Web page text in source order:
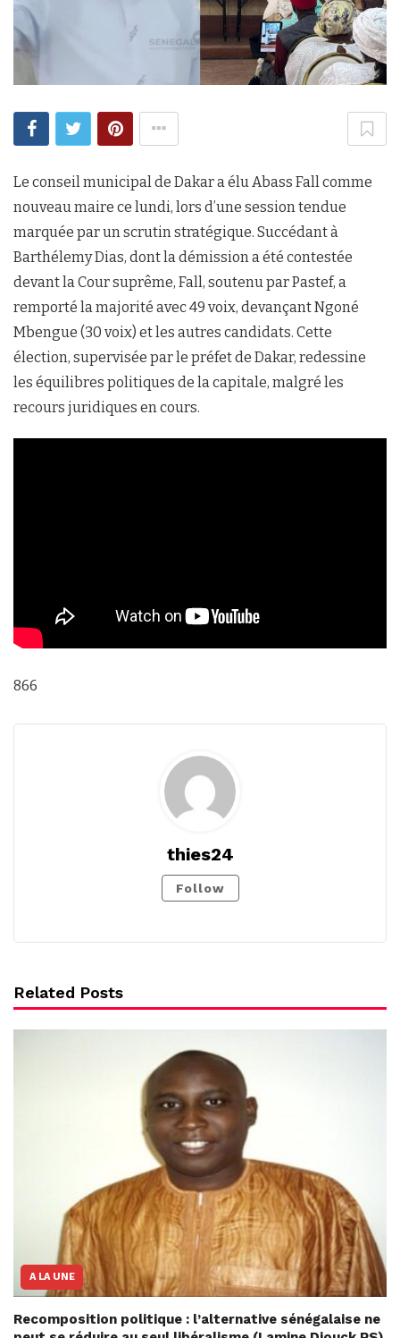
Le conseil municipal de Dakar a élu Abass Fall comme
nouveau maire ce lundi, lors d’une session tendue
marquée par un scrutin stratégique. Succédant à
Barthélemy Dias, dont la démission a été contestée
devant la Cour suprême, Fall, soutenu par Pastef, a
remporté la majorité avec 49 voix, devançant Ngoné
Mbengue (30 voix) et les autres candidats. Cette
élection, supervisée par le préfet de Dakar, redessine
les équilibres politiques de la capitale, malgré les
recours juridiques en cours.
866
thies24
Follow
Related Posts
A LA UNE
Recomposition politique : l’alternative sénégalaise ne